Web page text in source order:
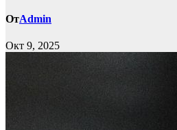
ОтAdmin
Окт 9, 2025